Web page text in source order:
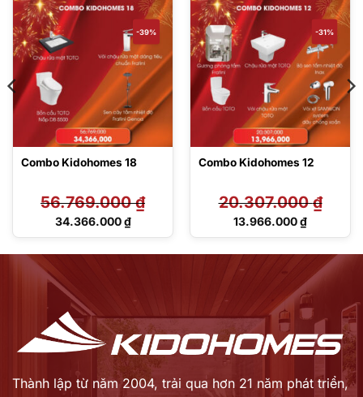
-39%
Combo Kidohomes 18
56.769.000₫
Giá
34.366.000₫
Giá
-31%
Combo Kidohomes 12
20.307.000₫
Giá
20.307.000 ₫.
13.966.000₫
Giá
13.966.000 ₫.
Thành lập từ năm 2004, trải qua hơn 21 năm phát triển,